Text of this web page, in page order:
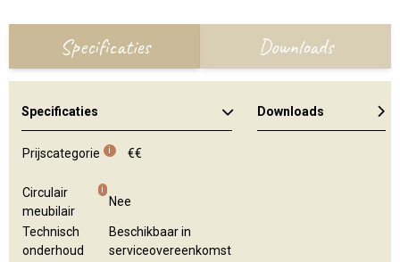
Specificaties Downloads
Specificaties
Prijscategorie i €€
Circulair
meubilair
i
Nee
Technisch
onderhoud
Beschikbaar in
serviceovereenkomst
Downloads